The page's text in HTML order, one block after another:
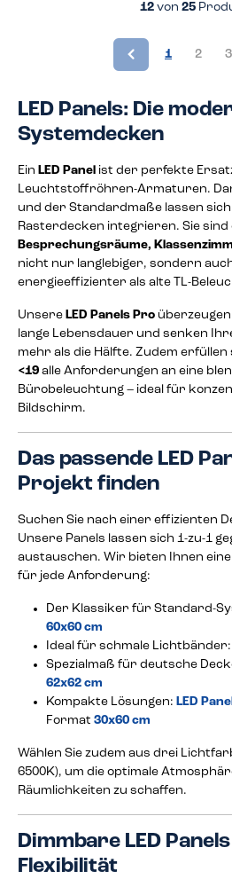
12 von 25
1 2 3
LED Panels: Die
Systemdecken
Ein LED Panel ist der perfekte
Leuchtstoffröhren-Armaturen.
und der Standardmaße lassen sich
Rasterdecken integrieren. Sie
Besprechungsräume,
nicht nur langlebiger, sondern
energieeffizienter als alte TL-
Unsere LED Panels Pro
lange Lebensdauer und senken
mehr als die Hälfte. Zudem erfüllen
<19 alle Anforderungen an eine
Bürobeleuchtung – ideal für
Bildschirm.
Das passende LED
Projekt finden
Suchen Sie nach einer effizienten
Unsere Panels lassen sich 1-zu-1
austauschen. Wir bieten Ihnen
für jede Anforderung:
Der Klassiker für Standard-
60x60 cm
Ideal für schmale Lichtbänder:
Spezialmaß für deutsche
62x62 cm
Kompakte Lösungen: LED
Format 30x60 cm
Wählen Sie zudem aus drei
6500K), um die optimale
Räumlichkeiten zu schaffen.
Dimmbare LED
Flexibilität